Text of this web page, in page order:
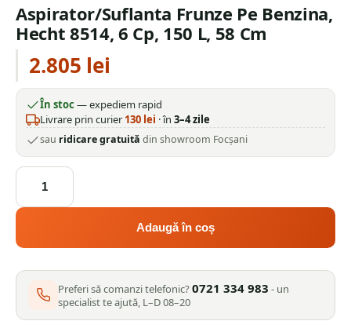
Aspirator/Suflanta Frunze Pe Benzina,
Hecht 8514, 6 Cp, 150 L, 58 Cm
2.805 lei
În stoc — expediem rapid
Livrare prin curier 130 lei · în 3–4 zile
sau ridicare gratuită din showroom Focșani
Cantitate
Aspirator/Suflanta
Frunze
Benzina,
8514,
150
Adaugă în coș
Preferi să comanzi telefonic?0721 334 983 - un
specialist te ajută, L–D 08–20